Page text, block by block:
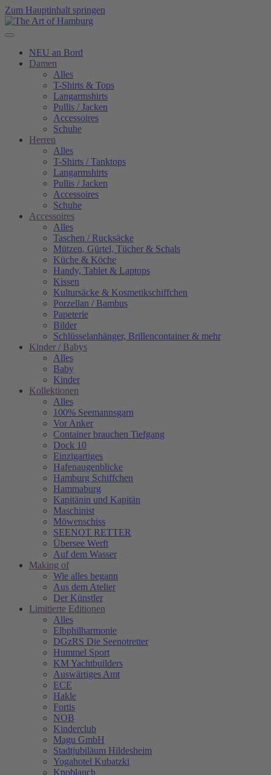
Zum Hauptinhalt springen
NEU an Bord
Damen
Alles
T-Shirts & Tops
Langarmshirts
Pullis / Jacken
Accessoires
Schuhe
Herren
Alles
T-Shirts / Tanktops
Langarmshirts
Pullis / Jacken
Accessoires
Schuhe
Accessoires
Alles
Taschen / Rucksäcke
Mützen, Gürtel, Tücher & Schals
Küche & Köche
Handy, Tablet & Laptops
Kissen
Kultursäcke & Kosmetikschiffchen
Porzellan / Bambus
Papeterie
Bilder
Schlüsselanhänger, Brillencontainer & mehr
Kinder / Babys
Alles
Baby
Kinder
Kollektionen
Alles
100% Seemannsgarn
Vor Anker
Container brauchen Tiefgang
Dock 10
Einzigartiges
Hafenaugen­blicke
Hamburg Schiffchen
Hammaburg
Kapitänin und Kapitän
Maschinist
Möwenschiss
SEENOT RETTER
Übersee Werft
Auf dem Wasser
Making of
Wie alles begann
Aus dem Atelier
Der Künstler
Limitierte Editionen
Alles
Elbphilharmonie
DGzRS Die Seenotretter
Hummel Sport
KM Yachtbuilders
Auswärtiges Amt
ECE
Hakle
Fortis
NOB
Kinderclub
Magu GmbH
Stadtjubiläum Hildesheim
Yogahotel Kubatzki
Knoblauch